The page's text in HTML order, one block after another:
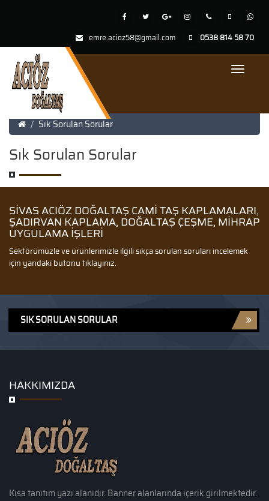
emre.acioz58@gmail.com 0538 814 58 70
Toggle
Sık Sorulan Sorular
Sık Sorulan Sorular
SIVAS ACIÖZ DOĞALTAŞ CAMI TAŞ KAPLAMALARI,
ŞADIRVAN KAPLAMA, DOĞALTAŞ ÇEŞME, MIHRAP
UYGULAMA IŞLERI
Sektörümüzle ve ürünlerimizle ilgili sıkça sorulan soruları incelemek
için yandaki butonu tıklayınız.
SIK SORULAN SORULAR
HAKKIMIZDA
Kısa tanıtım yazı alanıdır. Banner alanlarında içerik girilmektedir.